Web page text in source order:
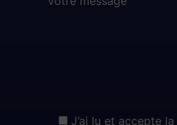
J’ai lu et accepte la